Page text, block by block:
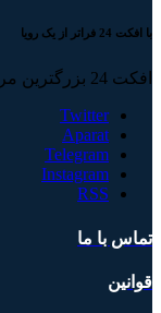
با افکت 24 فراتر از یک رویا
افکت 24 بزرگترین مرجع پروژه های گرافیکی در ایران
Twitter
Aparat
Telegram
Instagram
RSS
تماس با ما
قوانین